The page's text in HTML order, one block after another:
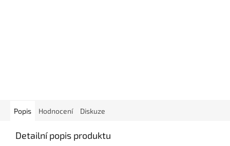
Popis Hodnocení Diskuze
Detailní popis produktu